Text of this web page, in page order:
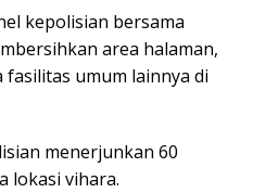
kepolisian bersama
area halaman,
umum lainnya di
menerjunkan 60
lokasi vihara.